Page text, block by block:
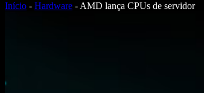
Início - Hardware - AMD lança CPUs de servidor